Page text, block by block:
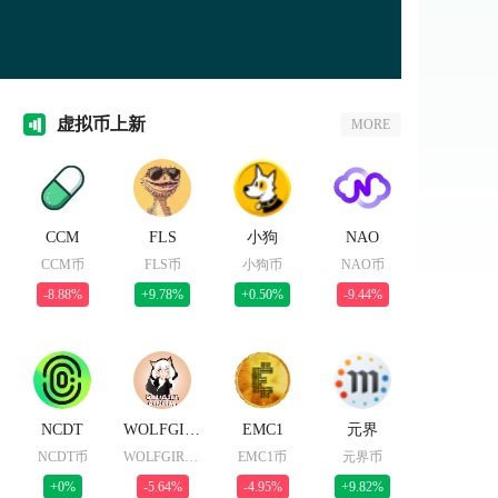
虚拟币上新 MORE
CCM
CCM币
-8.88%
FLS
FLS币
+9.78%
小狗
小狗币
+0.50%
NAO
NAO币
-9.44%
NCDT
NCDT币
+0%
-5.64%
EMC1
EMC1币
-4.95%
元界
元界币
+9.82%